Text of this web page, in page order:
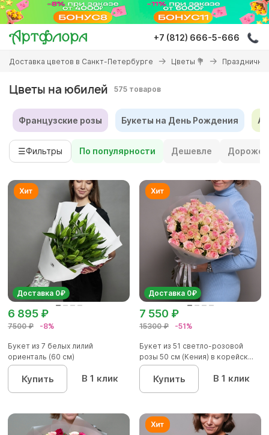
Перейти
основному
содержанию
+7 (812) 666-5-666
Вы
здесь
Доставка цветов в Санкт-Петербурге Цветы 💐
Цветы на юбилей 575 товаров
Французские розы Букеты на День Рождения
☰Фильтры По популярности Дешевле Дороже
Доставка 0₽
7500 ₽ -8%
6 895 ₽
Букет из 7 белых лилий
ориенталь (60 см)
Купить В 1 клик
Доставка 0₽
15300 ₽ -51%
7 550 ₽
Букет из 51 светло-розовой
розы 50 см (Кения) в корейск...
Купить В 1 клик